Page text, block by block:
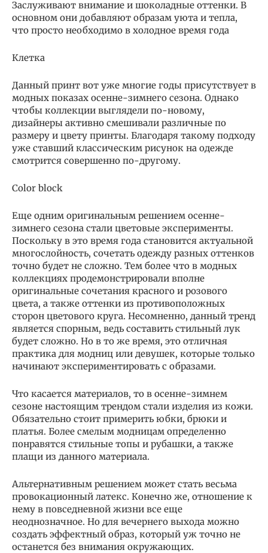
Заслуживают внимание и шоколадные оттенки. В
основном они добавляют образам уюта и тепла,
что просто необходимо в холодное время года
Клетка
Данный принт вот уже многие годы присутствует в
модных показах осенне-зимнего сезона. Однако
чтобы коллекции выглядели по-новому,
дизайнеры активно смешивали различные по
размеру и цвету принты. Благодаря такому подходу
уже ставший классическим рисунок на одежде
смотрится совершенно по-другому.
Color block
Еще одним оригинальным решением осенне-
зимнего сезона стали цветовые эксперименты.
Поскольку в это время года становится актуальной
многослойность, сочетать одежду разных оттенков
точно будет не сложно. Тем более что в модных
коллекциях продемонстрировали вполне
оригинальные сочетания красного и розового
цвета, а также оттенки из противоположных
сторон цветового круга. Несомненно, данный тренд
является спорным, ведь составить стильный лук
будет сложно. Но в то же время, это отличная
практика для модниц или девушек, которые только
начинают экспериментировать с образами.
Что касается материалов, то в осенне-зимнем
сезоне настоящим трендом стали изделия из кожи.
Обязательно стоит примерить юбки, брюки и
платья. Более смелым модницам определенно
понравятся стильные топы и рубашки, а также
плащи из данного материала.
Альтернативным решением может стать весьма
провокационный латекс. Конечно же, отношение к
нему в повседневной жизни все еще
неоднозначное. Но для вечернего выхода можно
создать эффектный образ, который уж точно не
останется без внимания окружающих.